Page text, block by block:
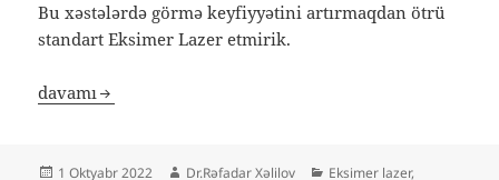
Bu xəstələrdə görmə keyfiyyətini artırmaqdan ötrü
standart Eksimer Lazer etmirik.
davamı
Yayım
1 Oktyabr 2022 Müəllif
Dr.Rəfadar Xəlilov Kateqoriyalar
Eksimer lazer,